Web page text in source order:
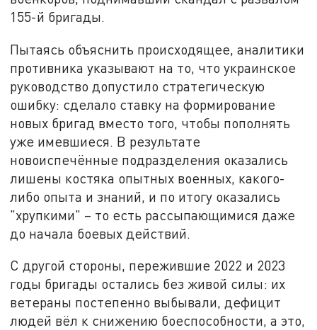
155-й бригады.
Пытаясь объяснить происходящее, аналитики
противника указывают на то, что украинское
руководство допустило стратегическую
ошибку: сделало ставку на формирование
новых бригад вместо того, чтобы пополнять
уже имевшиеся. В результате
новоиспечённые подразделения оказались
лишены костяка опытных военных, какого-
либо опыта и знаний, и по итогу оказались
"хрупкими" – то есть рассыпающимися даже
до начала боевых действий.
С другой стороны, пережившие 2022 и 2023
годы бригады остались без живой силы: их
ветераны постепенно выбывали, дефицит
людей вёл к снижению боеспособности, а это,